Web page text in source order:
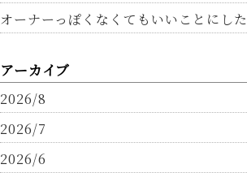
オーナーっぽくなくてもいいことにした
アーカイブ
2026/8
2026/7
2026/6